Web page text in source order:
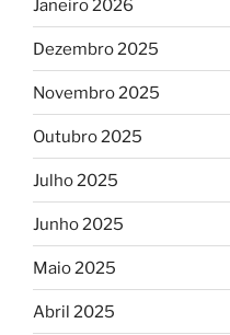
Janeiro 2026
Dezembro 2025
Novembro 2025
Outubro 2025
Julho 2025
Junho 2025
Maio 2025
Abril 2025